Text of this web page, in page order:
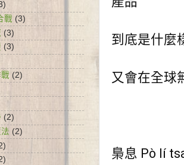
到底是什麼
又會在全球
梟息 Pò lí
戰 (3)
(3)
(3)
(2)
(2)
(2)